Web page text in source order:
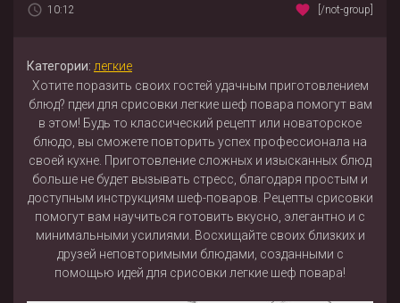
10:12 [/not-group]
Категории: легкие
Хотите поразить своих гостей удачным приготовлением
блюд? пдеи для срисовки легкие шеф повара помогут вам
в этом! Будь то классический рецепт или новаторское
блюдо, вы сможете повторить успех профессионала на
своей кухне. Приготовление сложных и изысканных блюд
больше не будет вызывать стресс, благодаря простым и
доступным инструкциям шеф-поваров. Рецепты срисовки
помогут вам научиться готовить вкусно, элегантно и с
минимальными усилиями. Восхищайте своих близких и
друзей неповторимыми блюдами, созданными с
помощью идей для срисовки легкие шеф повара!